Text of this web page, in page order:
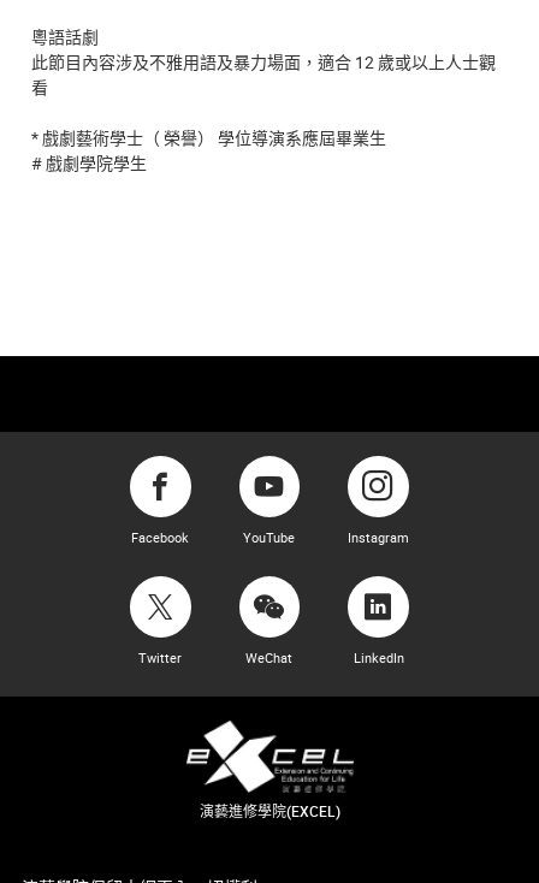
粵語話劇
此節目內容涉及不雅用語及暴力場面，適合 12 歲或以上人士觀
看
* 戲劇藝術學士（ 榮譽） 學位導演系應屆畢業生
# 戲劇學院學生
Facebook YouTube Instagram
Twitter WeChat LinkedIn
演藝進修學院(EXCEL)